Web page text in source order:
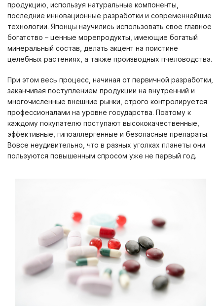
продукцию, используя натуральные компоненты,
последние инновационные разработки и современнейшие
технологии. Японцы научились использовать свое главное
богатство – ценные морепродукты, имеющие богатый
минеральный состав, делать акцент на поистине
целебных растениях, а также производных пчеловодства.
При этом весь процесс, начиная от первичной разработки,
заканчивая поступлением продукции на внутренний и
многочисленные внешние рынки, строго контролируется
профессионалами на уровне государства. Поэтому к
каждому покупателю поступают высококачественные,
эффективные, гипоаллергенные и безопасные препараты.
Вовсе неудивительно, что в разных уголках планеты они
пользуются повышенным спросом уже не первый год.